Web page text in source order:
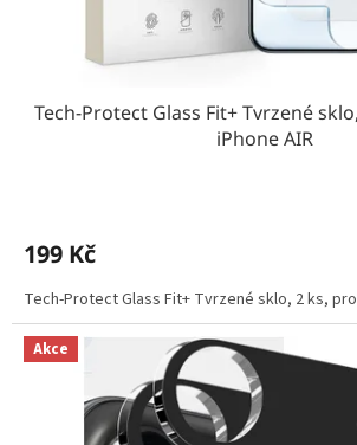
Tech-Protect Glass Fit+ Tvrzené
iPhone AIR
199 Kč
Tech-Protect Glass Fit+ Tvrzené sklo, 2 ks,
Akce